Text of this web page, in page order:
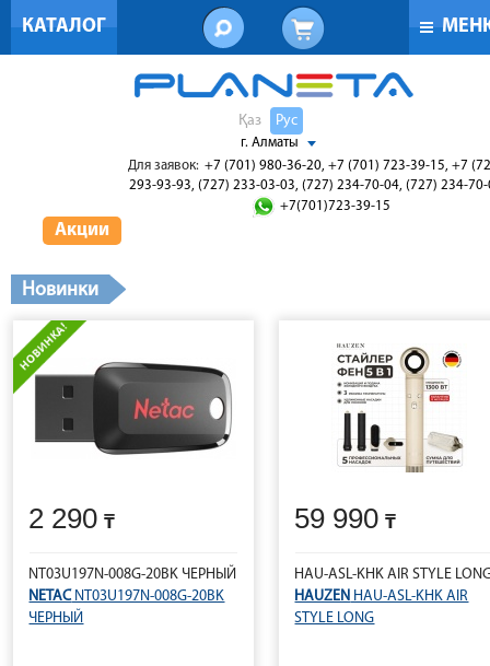
КАТАЛОГ
Қаз Рус
г. Алматы
Для заявок: +7 (701) 980-36-20, +7 (701) 723-39-15, +7
293-93-93, (727) 233-03-03, (727) 234-70-04, (727) 234-
+7(701)723-39-15
Акции
Новинки
2 290
NT03U197N-008G-20BK ЧЕРНЫЙ
NETACNT03U197N-008G-20BK
ЧЕРНЫЙ
59 990
HAU-ASL-KHK AIR STYLE
HAUZEN HAU-ASL-KHK AIR
STYLE LONG